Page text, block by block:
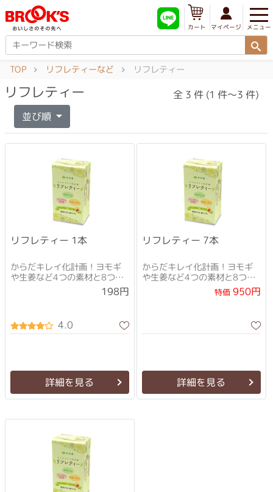
メニュー
マイページ
カート
TOP リフレティーなど リフレティー
リフレティー 全 3 件 (1 件～3 件)
並び順
リフレティー 1本
からだキレイ化計画！ヨモギ
や生姜など4つの素材と8つの
健康成分が入った健康ドリン
198円
4.0
詳細を見る
リフレティー 7本
からだキレイ化計画！ヨモギ
や生姜など4つの素材と8つの
健康成分が入った健康ドリン
特価950円
詳細を見る